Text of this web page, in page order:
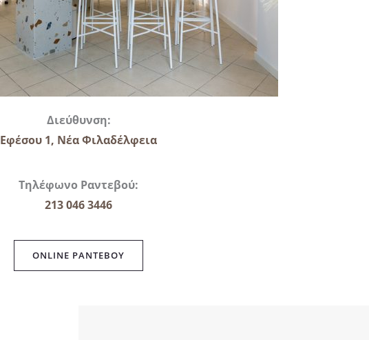
Διεύθυνση:
Εφέσου 1, Νέα Φιλαδέλφεια
Τηλέφωνο Ραντεβού:
213 046 3446
ONLINE ΡΑΝΤΕΒΟΥ